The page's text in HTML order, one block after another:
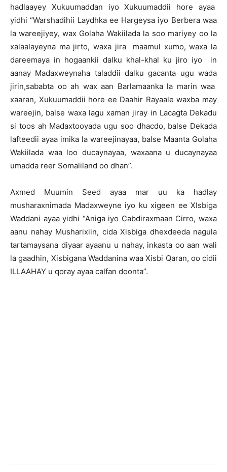
hadlaayey Xukuumaddan iyo Xukuumaddii hore ayaa
yidhi “Warshadihii Laydhka ee Hargeysa iyo Berbera waa
la wareejiyey, wax Golaha Wakiilada la soo mariyey oo la
xalaalayeyna ma jirto, waxa jira maamul xumo, waxa la
dareemaya in hogaankii dalku khal-khal ku jiro iyo in
aanay Madaxweynaha taladdii dalku gacanta ugu wada
jirin,sababta oo ah wax aan Barlamaanka la marin waa
xaaran, Xukuumaddii hore ee Daahir Rayaale waxba may
wareejin, balse waxa lagu xaman jiray in Lacagta Dekadu
si toos ah Madaxtooyada ugu soo dhacdo, balse Dekada
lafteedii ayaa imika la wareejinayaa, balse Maanta Golaha
Wakiilada waa loo ducaynayaa, waxaana u ducaynayaa
umadda reer Somaliland oo dhan”.
Axmed Muumin Seed ayaa mar uu ka hadlay
musharaxnimada Madaxweyne iyo ku xigeen ee XIsbiga
Waddani ayaa yidhi “Aniga iyo Cabdiraxmaan Cirro, waxa
aanu nahay Musharixiin, cida Xisbiga dhexdeeda nagula
tartamaysana diyaar ayaanu u nahay, inkasta oo aan wali
la gaadhin, Xisbigana Waddanina waa Xisbi Qaran, oo cidii
ILLAAHAY u qoray ayaa calfan doonta”.